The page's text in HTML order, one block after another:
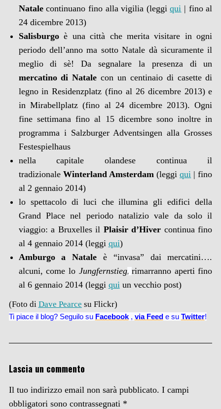
Natalecontinuano fino alla vigilia (leggiqui | fino al
24 dicembre 2013)
Salisburgoè una città che merita visitare in ogni
periodo dell’anno ma sotto Natale dà sicuramente il
meglio di sè! Da segnalare la presenza di un
mercatino di Natale con un centinaio di casette di
legno in Residenzplatz (fino al 26 dicembre 2013) e
in Mirabellplatz (fino al 24 dicembre 2013). Ogni
fine settimana fino al 15 dicembre sono inoltre in
programma i Salzburger Adventsingen alla Grosses
Festespielhaus
nella capitale olandese continua il
tradizionale Winterland Amsterdam(leggiqui | fino
al 2 gennaio 2014)
lo spettacolo di luci che illumina gli edifici della
Grand Place nel periodo natalizio vale da solo il
viaggio: a Bruxelles il Plaisir d’Hiver continua fino
al 4 gennaio 2014 (leggi qui)
Amburgo a Natale è “invasa” dai mercatini….
alcuni, come lo Jungfernstieg,rimarranno aperti fino
al 6 gennaio 2014 (leggi quiun vecchio post)
(Foto di Dave Pearce su Flickr)
Ti piace il blog? Seguilo su Facebook , via Feede su Twitter!
Lascia un commento
Il tuo indirizzo email non sarà pubblicato. I campi
obbligatori sono contrassegnati *